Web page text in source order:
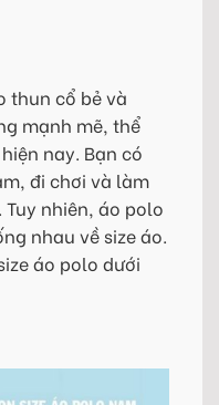
thun cổ bẻ và
mạnh mẽ, thể
nay. Bạn có
đi chơi và làm
nhiên, áo polo
nhau về size áo.
áo polo dưới